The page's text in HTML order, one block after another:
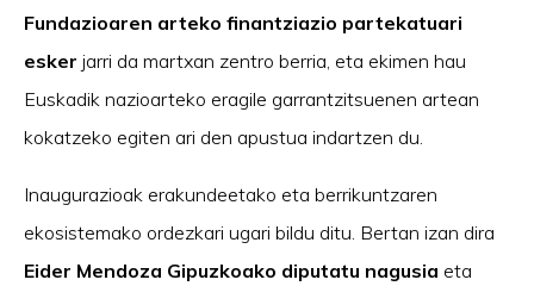
Fundazioaren arteko finantziazio partekatuari
esker jarri da martxan zentro berria, eta ekimen hau
Euskadik nazioarteko eragile garrantzitsuenen artean
kokatzeko egiten ari den apustua indartzen du.
Inaugurazioak erakundeetako eta berrikuntzaren
ekosistemako ordezkari ugari bildu ditu. Bertan izan dira
Eider Mendoza Gipuzkoako diputatu nagusia eta